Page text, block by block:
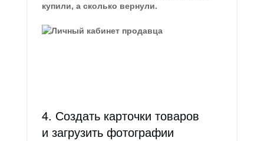
купили, а сколько вернули.
4. Создать карточки товаров
и загрузить фотографии